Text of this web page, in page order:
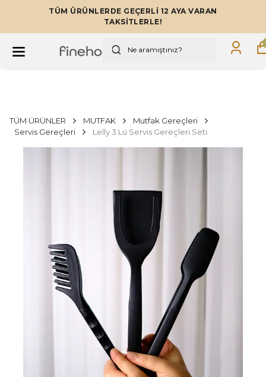
TÜM ÜRÜNLERDE GEÇERLİ 12 AYA VARAN
TAKSİTLERLE!
TÜM ÜRÜNLER MUTFAK
Mutfak Gereçleri
Servis Gereçleri
Lelly 3 Lü Servis Gereçleri Seti